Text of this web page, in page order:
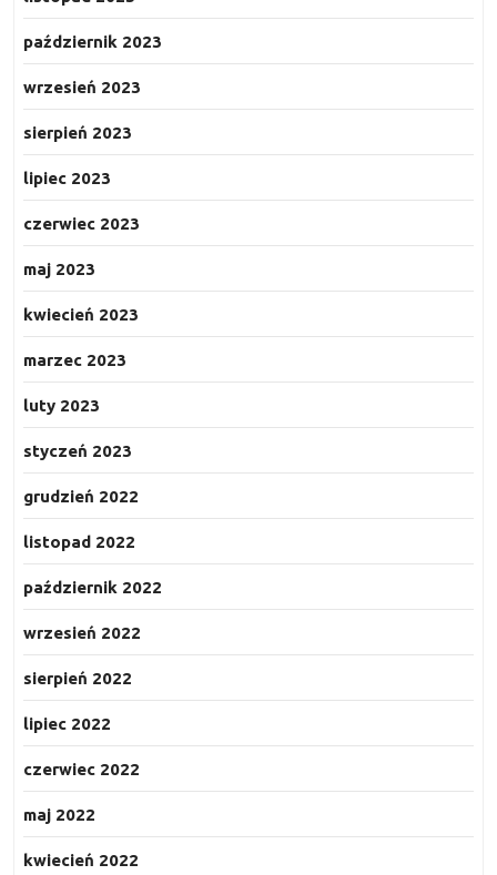
październik 2023
wrzesień 2023
sierpień 2023
lipiec 2023
czerwiec 2023
maj 2023
kwiecień 2023
marzec 2023
luty 2023
styczeń 2023
grudzień 2022
listopad 2022
październik 2022
wrzesień 2022
sierpień 2022
lipiec 2022
czerwiec 2022
maj 2022
kwiecień 2022